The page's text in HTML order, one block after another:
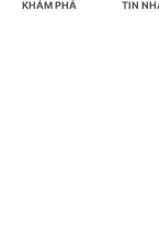
KHÁM PHÁ TIN